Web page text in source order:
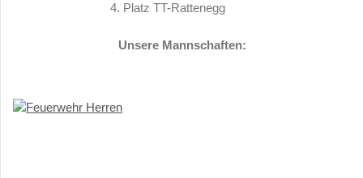
4. Platz TT-Rattenegg
Unsere Mannschaften: